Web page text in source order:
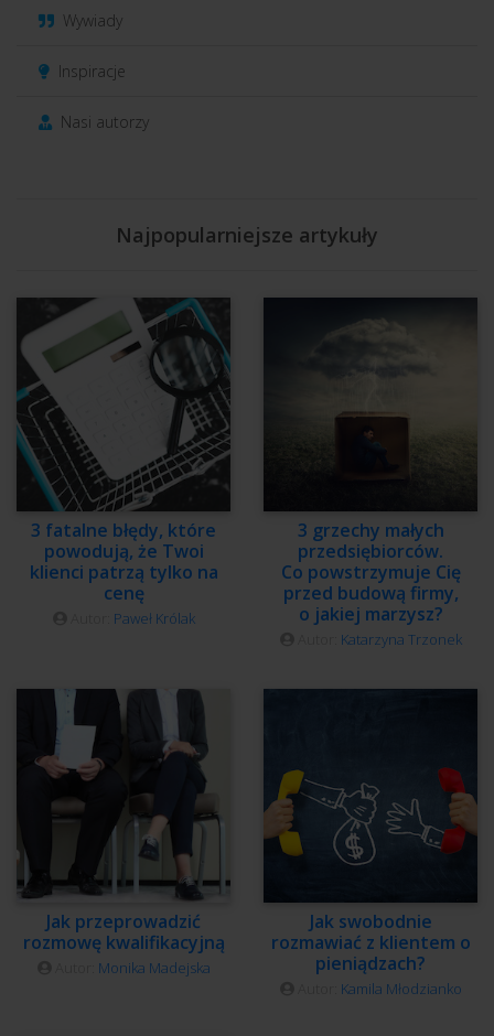
Wywiady
Inspiracje
Nasi autorzy
Najpopularniejsze artykuły
3 fatalne błędy, które
powodują, że Twoi
klienci patrzą tylko na
cenę
Paweł Królak
3 grzechy małych
przedsiębiorców.
Co powstrzymuje Cię
przed budową firmy,
o jakiej marzysz?
Katarzyna Trzonek
Jak przeprowadzić
rozmowę kwalifikacyjną
Monika Madejska
Jak swobodnie
rozmawiać z klientem o
pieniądzach?
Kamila Młodzianko